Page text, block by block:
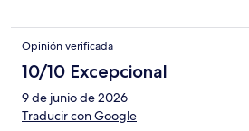
Opinión verificada
10/10 Excepcional
9 de junio de 2026
Traducir con Google